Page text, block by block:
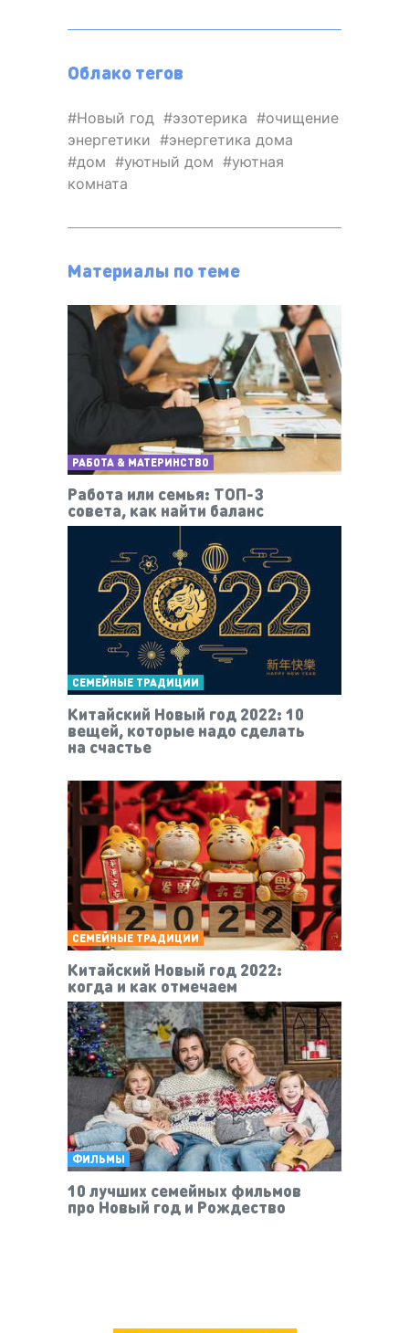
Облако тегов
Новый год эзотерика
очищение
энергетики
энергетика дома
дом
уютный дом
уютная
комната
Материалы по теме
РАБОТА & МАТЕРИНСТВО
Работа или семья: ТОП-3
совета, как найти баланс
СЕМЕЙНЫЕ ТРАДИЦИИ
Китайский Новый год 2022: 10
вещей, которые надо сделать
на счастье
СЕМЕЙНЫЕ ТРАДИЦИИ
Китайский Новый год 2022:
когда и как отмечаем
ФИЛЬМЫ
10 лучших семейных фильмов
про Новый год и Рождество